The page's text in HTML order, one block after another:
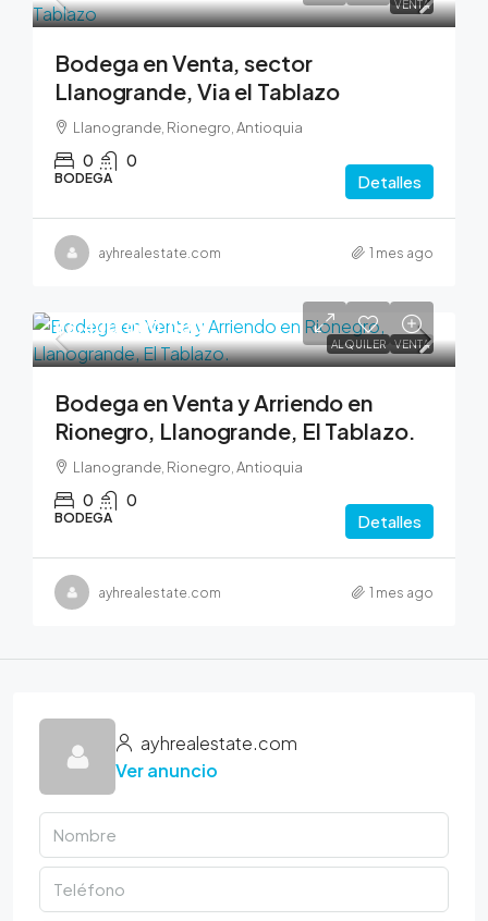
VENTA
Bodega en Venta, sector
Llanogrande, Via el Tablazo
Llanogrande, Rionegro, Antioquia
0 0
BODEGA Detalles
ayhrealestate.com 1 mes ago
ALQUILER VENTA
$6,400,000,000
Bodega en Venta y Arriendo en
Rionegro, Llanogrande, El Tablazo.
Llanogrande, Rionegro, Antioquia
0 0
BODEGA Detalles
ayhrealestate.com 1 mes ago
ayhrealestate.com
Ver anuncio